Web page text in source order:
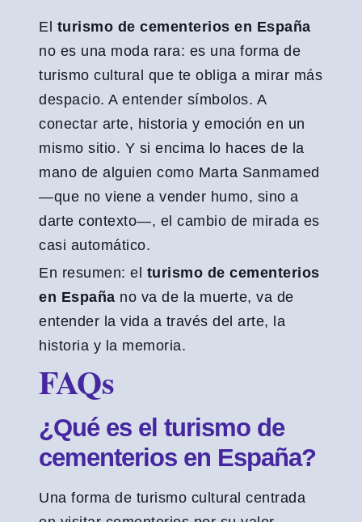
El turismo de cementerios en España
no es una moda rara: es una forma de
turismo cultural que te obliga a mirar más
despacio. A entender símbolos. A
conectar arte, historia y emoción en un
mismo sitio. Y si encima lo haces de la
mano de alguien como Marta Sanmamed
—que no viene a vender humo, sino a
darte contexto—, el cambio de mirada es
casi automático.
En resumen: el turismo de cementerios
en España no va de la muerte, va de
entender la vida a través del arte, la
historia y la memoria.
FAQs
¿Qué es el turismo de
cementerios en España?
Una forma de turismo cultural centrada